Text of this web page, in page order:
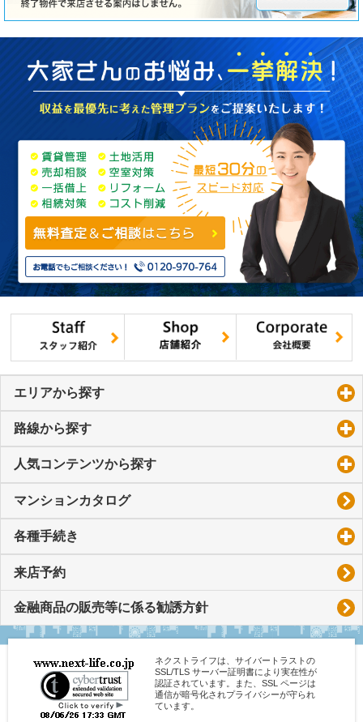
エリアから探す
路線から探す
人気コンテンツから探す
マンションカタログ
各種手続き
来店予約
金融商品の販売等に係る勧誘方針
ネクストライフは、サイバートラストの
SSL/TLS サーバー証明書により実在性が
認証されています。また、SSL ページは
通信が暗号化されプライバシーが守られ
ています。